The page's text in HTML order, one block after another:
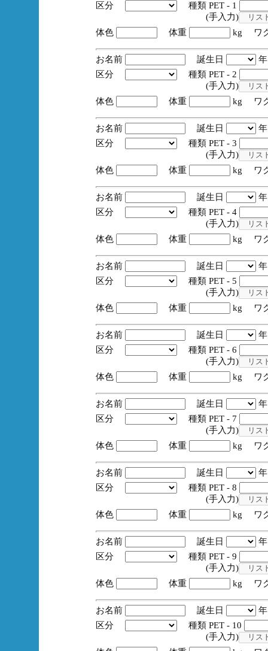
区分
種類 PET - 1
(手入力)
体色
体重 kg ワ
お名前 誕生日
区分
種類 PET - 2
(手入力)
体色
体重 kg ワ
お名前 誕生日
区分
種類 PET - 3
(手入力)
体色
体重 kg ワ
お名前 誕生日
区分
種類 PET - 4
(手入力)
体色
体重 kg ワ
お名前 誕生日
区分
種類 PET - 5
(手入力)
体色
体重 kg ワ
お名前 誕生日
区分
種類 PET - 6
(手入力)
体色
体重 kg ワ
お名前 誕生日
区分
種類 PET - 7
(手入力)
体色
体重 kg ワ
お名前 誕生日
区分
種類 PET - 8
(手入力)
体色
体重 kg ワ
お名前 誕生日
区分
種類 PET - 9
(手入力)
体色
体重 kg ワ
お名前 誕生日
区分
種類 PET - 10
(手入力)